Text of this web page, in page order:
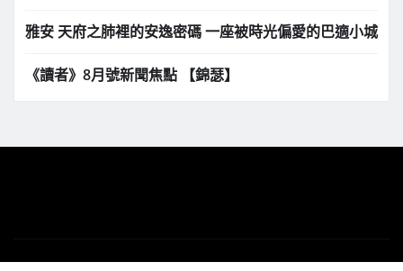
雅安 天府之肺裡的安逸密碼 一座被時光偏愛的巴適小城
《讀者》8月號新聞焦點 【錦瑟】